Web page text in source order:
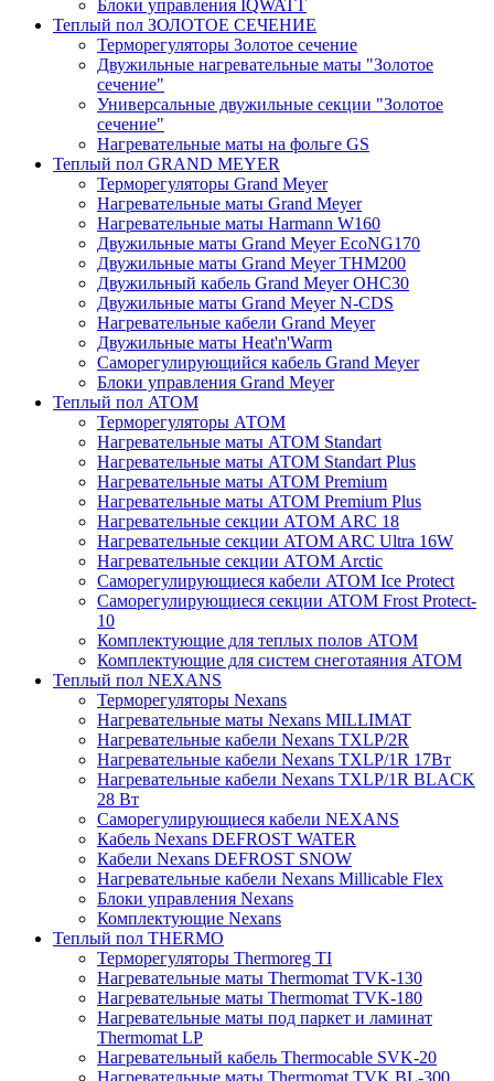
Блоки управления IQWATT
Теплый пол ЗОЛОТОЕ СЕЧЕНИЕ
Терморегуляторы Золотое сечение
Двужильные нагревательные маты "Золотое
сечение"
Универсальные двужильные секции "Золотое
сечение"
Нагревательные маты на фольге GS
Теплый пол GRAND MEYER
Терморегуляторы Grand Meyer
Нагревательные маты Grand Meyer
Нагревательные маты Harmann W160
Двужильные маты Grand Meyer EcoNG170
Двужильные маты Grand Meyer THM200
Двужильный кабель Grand Meyer OHC30
Двужильные маты Grand Meyer N-CDS
Нагревательные кабели Grand Meyer
Двужильные маты Heat'n'Warm
Саморегулирующийся кабель Grand Meyer
Блоки управления Grand Meyer
Теплый пол ATOM
Терморегуляторы АТОМ
Нагревательные маты АТОМ Standart
Нагревательные маты АТОМ Standart Plus
Нагревательные маты АТОМ Premium
Нагревательные маты АТОМ Premium Plus
Нагревательные секции АТОМ ARC 18
Нагревательные секции ATOM ARC Ultra 16W
Нагревательные секции АТОМ Arctic
Саморегулирующиеся кабели ATOM Ice Protect
Саморегулирующиеся секции ATOM Frost Protect-
10
Комплектующие для теплых полов ATOM
Комплектующие для систем снеготаяния ATOM
Теплый пол NEXANS
Терморегуляторы Nexans
Нагревательные маты Nexans MILLIMAT
Нагревательные кабели Nexans TXLP/2R
Нагревательные кабели Nexans TXLP/1R 17Вт
Нагревательные кабели Nexans TXLP/1R BLACK
28 Вт
Саморегулирующиеся кабели NEXANS
Кабель Nexans DEFROST WATER
Кабели Nexans DEFROST SNOW
Нагревательные кабели Nexans Millicable Flex
Блоки управления Nexans
Комплектующие Nexans
Теплый пол THERMO
Терморегуляторы Thermoreg TI
Нагревательные маты Thermomat TVK-130
Нагревательные маты Thermomat TVK-180
Нагревательные маты под паркет и ламинат
Thermomat LP
Нагревательный кабель Thermocable SVK-20
Нагревательные маты Thermomat TVK BL-300